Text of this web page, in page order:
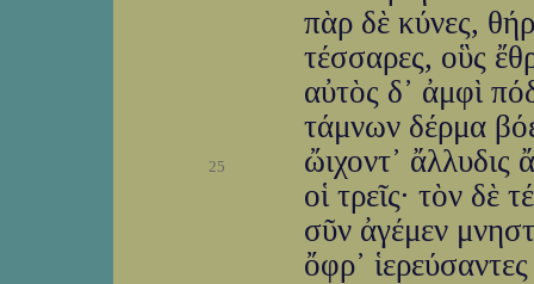
πὰρ δὲ κύνες,
τέσσαρες, οὓς
αὐτὸς δ᾽ ἀμφὶ
τάμνων δέρμα
25
ὤιχοντ᾽ ἄλλυδις
οἱ τρεῖς· τὸν δὲ
σῦν ἀγέμεν
ὄφρ᾽